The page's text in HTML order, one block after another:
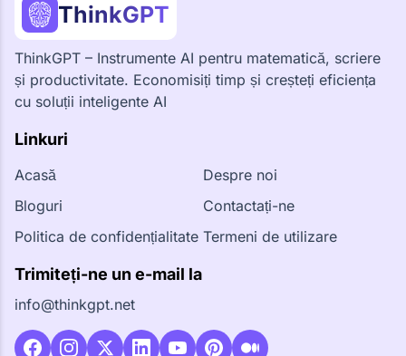
ThinkGPT
ThinkGPT – Instrumente AI pentru matematică, scriere
și productivitate. Economisiți timp și creșteți eficiența
cu soluții inteligente AI
Linkuri
Acasă
Bloguri
Politica de confidențialitate
Despre noi
Contactați-ne
Termeni de utilizare
Trimiteți-ne un e-mail la
info@thinkgpt.net